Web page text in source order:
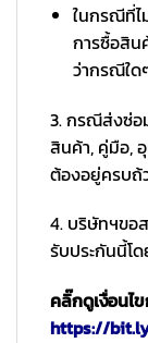
ในกรณีที่ไ
การซื้อสิน
ว่ากรณีใด
3. กรณีส่งซ่อ
สินค้า, คู่มือ,
ต้องอยู่ครบ
4. บริษัทฯขอ
รับประกันนี้โ
คลิ๊กดูเงื่อนไ
https://